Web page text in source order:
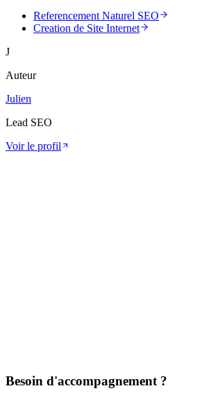
Referencement Naturel SEO
Creation de Site Internet
J
Auteur
Julien
Lead SEO
Voir le profil
Besoin d'accompagnement ?